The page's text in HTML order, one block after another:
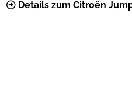
Details zum Citroën